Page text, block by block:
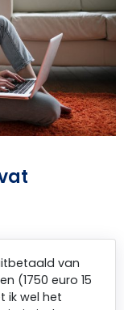
van
(1750 euro 15
ik wel het